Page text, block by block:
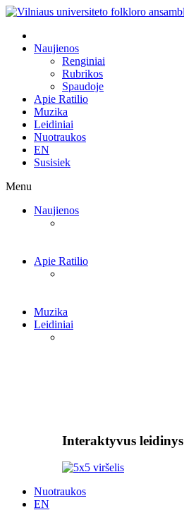
Naujienos
Renginiai
Rubrikos
Spaudoje
Apie Ratilio
Muzika
Leidiniai
Nuotraukos
EN
Susisiek
Menu
Naujienos
Apie Ratilio
Muzika
Leidiniai
Interaktyvus leidinys
Nuotraukos
EN